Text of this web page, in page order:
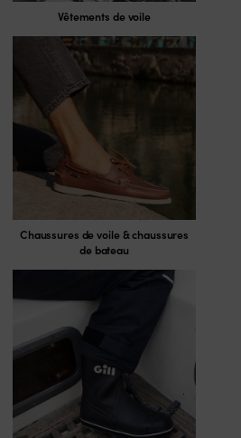
Vêtements de voile
Chaussures de voile & chaussures
de bateau